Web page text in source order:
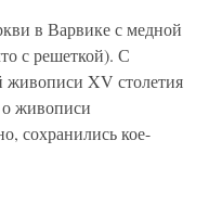
в Варвике с медной
с решеткой). С
XV столетия
о живописи
сохранились кое-